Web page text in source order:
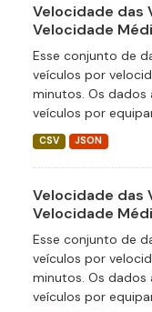
Velocidade das
Velocidade
Esse conjunto de
veículos por
minutos. Os
veículos por
CSV JSON
Velocidade das
Velocidade
Esse conjunto de
veículos por
minutos. Os
veículos por